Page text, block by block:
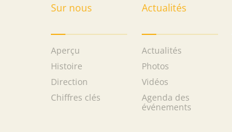
Sur nous
Aperçu
Histoire
Direction
Chiffres clés
Actualités
Actualités
Photos
Vidéos
Agenda des
événements